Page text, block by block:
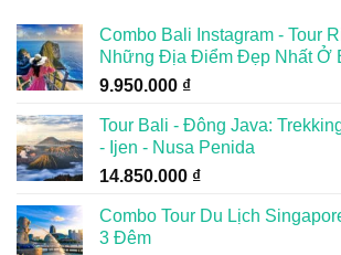
Combo Bali Instagram - Tour
Những Địa Điểm Đẹp Nhất Ở
9.950.000 ₫
Tour Bali - Đông Java:
- Ijen - Nusa Penida
14.850.000 ₫
Combo Tour Du Lịch
3 Đêm